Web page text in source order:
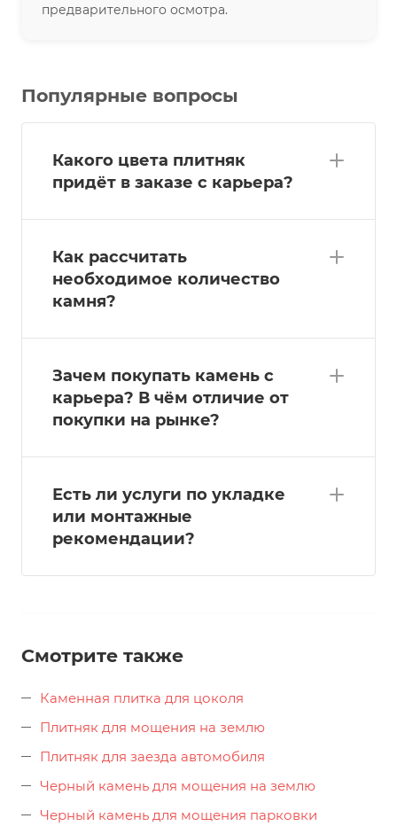
предварительного осмотра.
Популярные вопросы
Какого цвета плитняк
придёт в заказе с карьера?
Как рассчитать
необходимое количество
камня?
Зачем покупать камень с
карьера? В чём отличие от
покупки на рынке?
Есть ли услуги по укладке
или монтажные
рекомендации?
Смотрите также
Каменная плитка для цоколя
Плитняк для мощения на землю
Плитняк для заезда автомобиля
Черный камень для мощения на землю
Черный камень для мощения парковки